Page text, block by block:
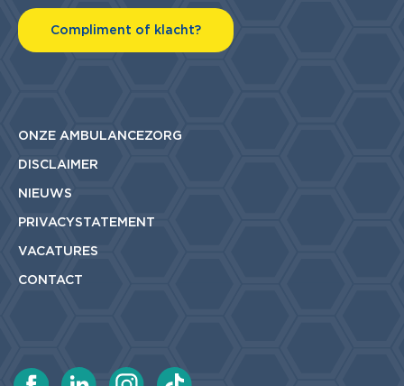
Compliment of klacht?
ONZE AMBULANCEZORG
DISCLAIMER
NIEUWS
PRIVACYSTATEMENT
VACATURES
CONTACT